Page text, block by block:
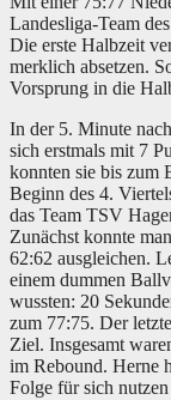
Landesliga-Team
Die erste Halbzeit
merklich absetzen.
Vorsprung in die
In der 5. Minute
sich erstmals mit 7
konnten sie bis zum
Beginn des 4.
das Team TSV
Zunächst konnte
62:62 ausgleichen.
einem dummen
wussten: 20
zum 77:75. Der
Ziel. Insgesamt
im Rebound. Herne
Folge für sich